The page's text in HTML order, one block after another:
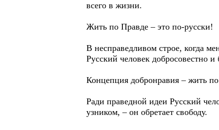
всего в жизни.
Жить по Правде – это по-русски!
В несправедливом строе, когда
Русский человек добросовестно и
Концепция добронравия – жить по
Ради праведной идеи Русский
узником, – он обретает свободу.